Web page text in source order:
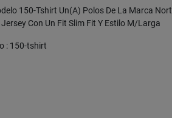
150-Tshirt Un(A) Polos De La Marca
Con Un Fit Slim Fit Y Estilo M/Larga
: 150-tshirt